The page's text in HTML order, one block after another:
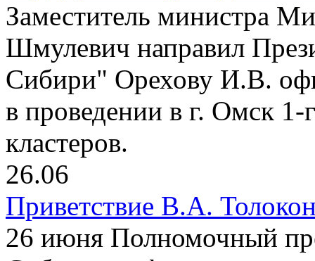
Заместитель министра
Шмулевич направил
Сибири" Орехову И.В.
в проведении в г. Омск
кластеров.
26.06
Приветствие В.А.
26 июня Полномочный